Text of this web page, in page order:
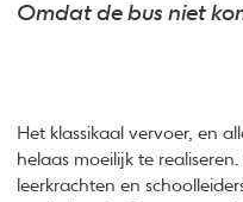
Omdat de bus niet
Het klassikaal vervoer, en
helaas moeilijk te
leerkrachten en